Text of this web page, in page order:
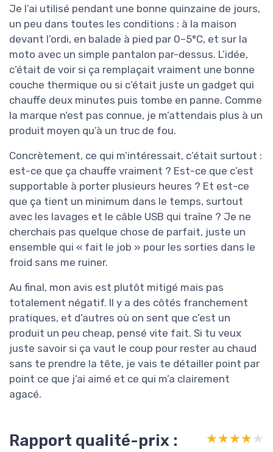
Je l’ai utilisé pendant une bonne quinzaine de jours,
un peu dans toutes les conditions : à la maison
devant l’ordi, en balade à pied par 0–5°C, et sur la
moto avec un simple pantalon par-dessus. L’idée,
c’était de voir si ça remplaçait vraiment une bonne
couche thermique ou si c’était juste un gadget qui
chauffe deux minutes puis tombe en panne. Comme
la marque n’est pas connue, je m’attendais plus à un
produit moyen qu’à un truc de fou.
Concrètement, ce qui m’intéressait, c’était surtout :
est-ce que ça chauffe vraiment ? Est-ce que c’est
supportable à porter plusieurs heures ? Et est-ce
que ça tient un minimum dans le temps, surtout
avec les lavages et le câble USB qui traîne ? Je ne
cherchais pas quelque chose de parfait, juste un
ensemble qui « fait le job » pour les sorties dans le
froid sans me ruiner.
Au final, mon avis est plutôt mitigé mais pas
totalement négatif. Il y a des côtés franchement
pratiques, et d’autres où on sent que c’est un
produit un peu cheap, pensé vite fait. Si tu veux
juste savoir si ça vaut le coup pour rester au chaud
sans te prendre la tête, je vais te détailler point par
point ce que j’ai aimé et ce qui m’a clairement
agacé.
Rapport qualité-prix :
★★★★★
★★★★★